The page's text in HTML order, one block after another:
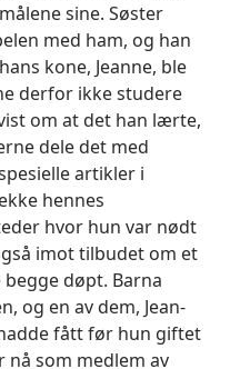
sine. Søster
med ham, og han
kone, Jeanne, ble
derfor ikke studere
om at det han lærte,
dele det med
artikler i
hennes
hvor hun var nødt
imot tilbudet om et
døpt. Barna
og en av dem, Jean-
fått før hun giftet
nå som medlem av